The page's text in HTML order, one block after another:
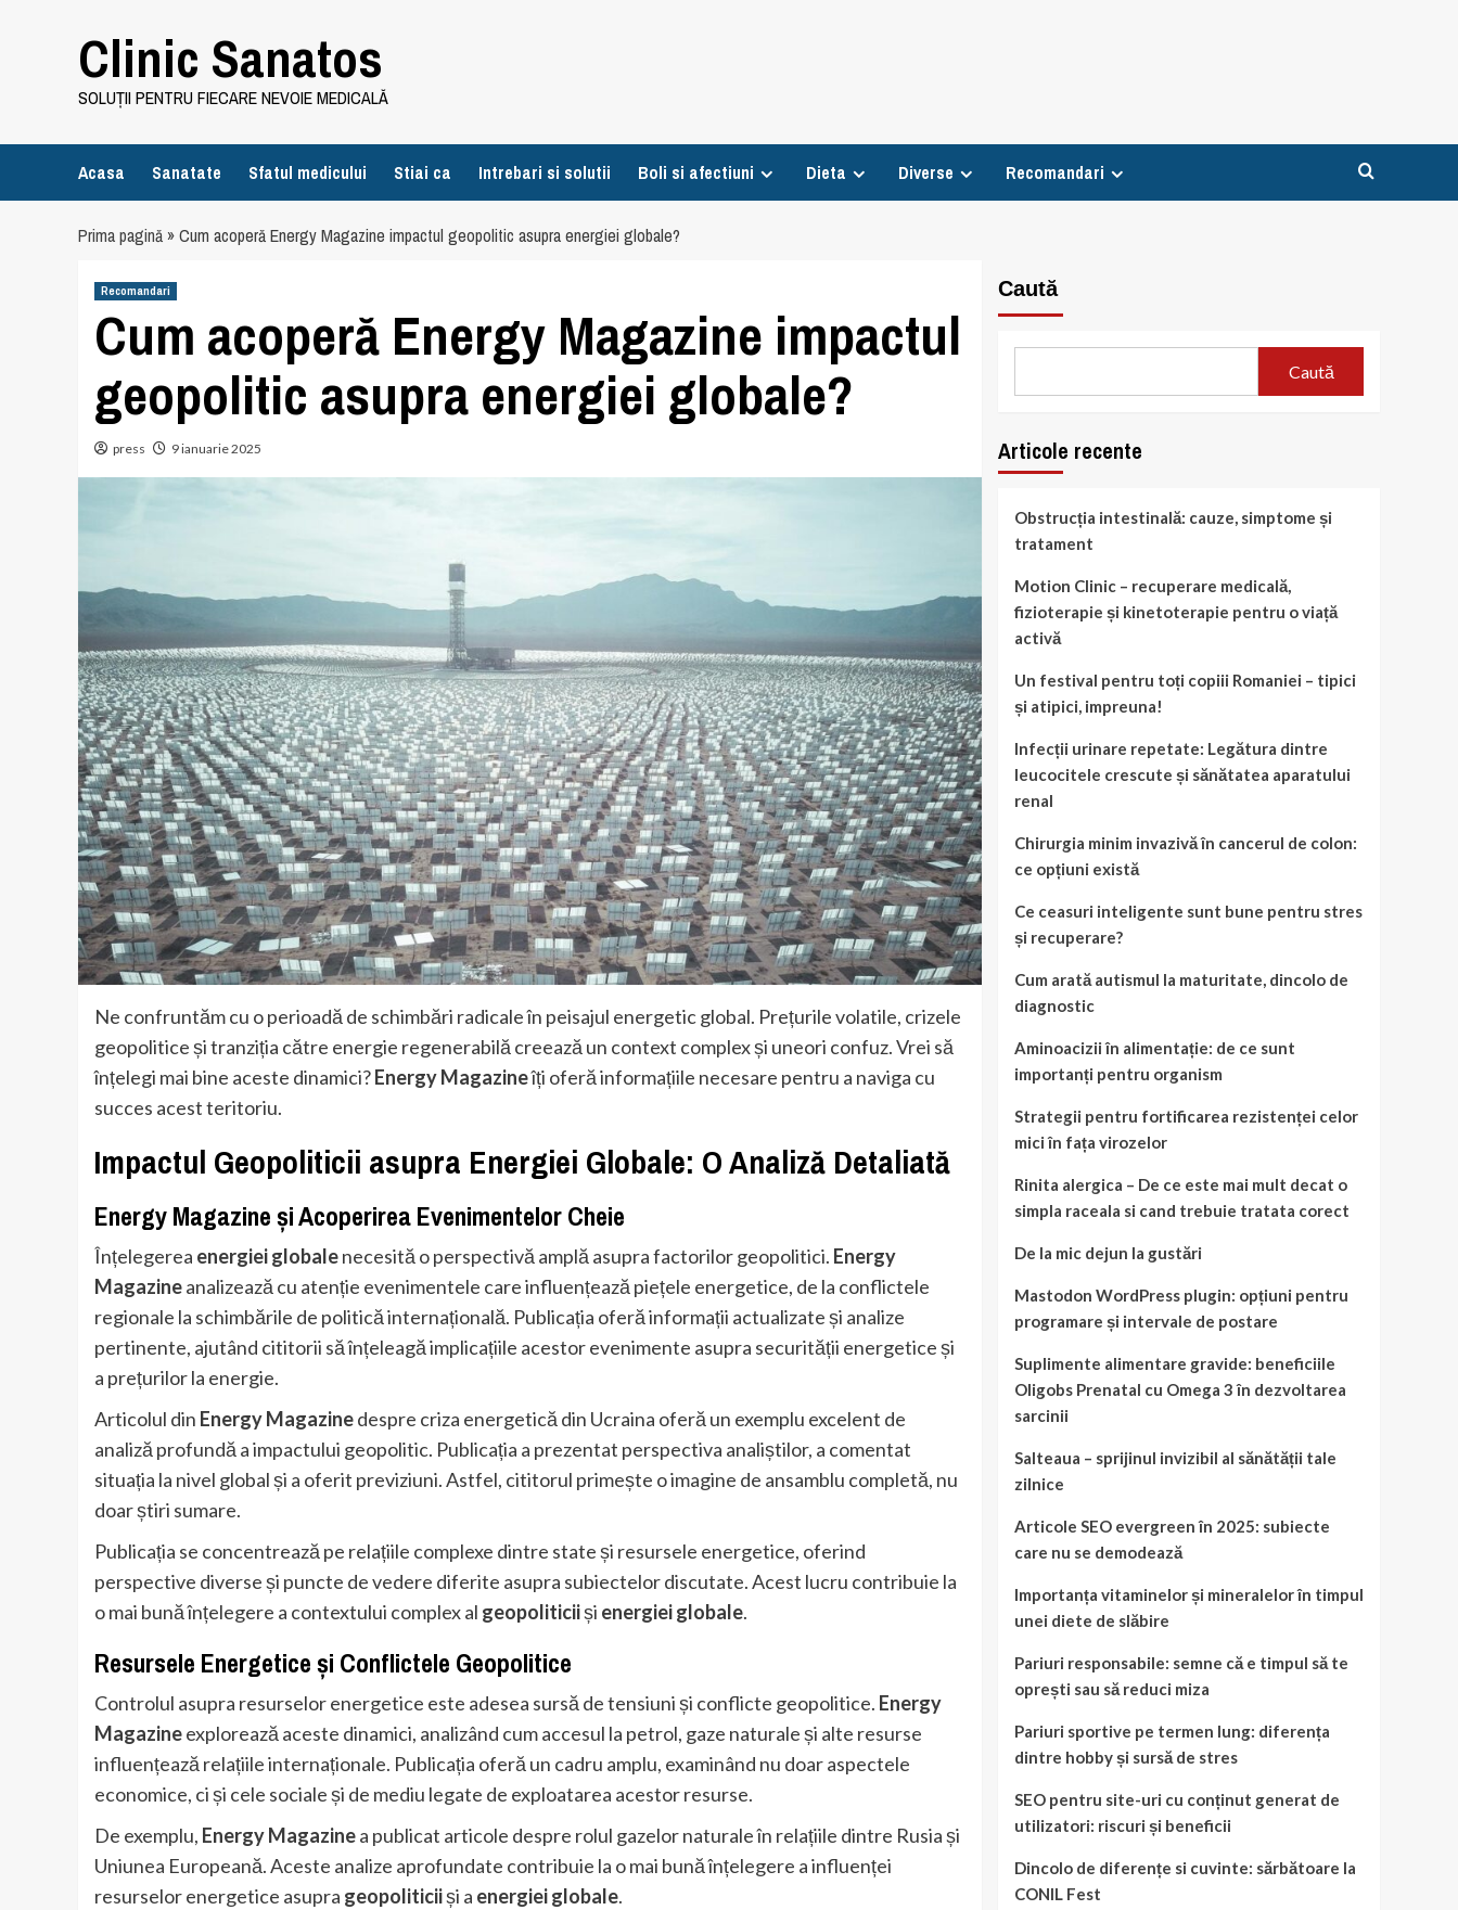
Clinic Sanatos
SOLUȚII PENTRU FIECARE NEVOIE MEDICALĂ
Acasa Sanatate Sfatul medicului Stiai ca Intrebari si solutii Boli si afectiuni Dieta Diverse Recomandari
Prima pagină»Cum acoperă Energy Magazine impactul geopolitic asupra energiei globale?
Recomandari
Cum acoperă Energy Magazine impactul
geopolitic asupra energiei globale?
press 9 ianuarie 2025
Ne confruntăm cu o perioadă de schimbări radicale în peisajul energetic global. Prețurile volatile, crizele
geopolitice și tranziția către energie regenerabilă creează un context complex și uneori confuz. Vrei să
înțelegi mai bine aceste dinamici?Energy Magazineîți oferă informațiile necesare pentru a naviga cu
succes acest teritoriu.
Impactul Geopoliticii asupra Energiei Globale: O Analiză Detaliată
Energy Magazineși Acoperirea Evenimentelor Cheie
Înțelegerea energiei globalenecesită o perspectivă amplă asupra factorilor geopolitici. Energy
Magazineanalizează cu atenție evenimentele care influențează piețele energetice, de la conflictele
regionale la schimbările de politică internațională. Publicația oferă informații actualizate și analize
pertinente, ajutând cititorii să înțeleagă implicațiile acestor evenimente asupra securității energetice și
a prețurilor la energie.
Articolul din Energy Magazinedespre criza energetică din Ucraina oferă un exemplu excelent de
analiză profundă a impactului geopolitic. Publicația a prezentat perspectiva analiștilor, a comentat
situația la nivel global și a oferit previziuni. Astfel, cititorul primește o imagine de ansamblu completă, nu
doar știri sumare.
Publicația se concentrează pe relațiile complexe dintre state și resursele energetice, oferind
perspective diverse și puncte de vedere diferite asupra subiectelor discutate. Acest lucru contribuie la
o mai bună înțelegere a contextului complex al geopoliticiiși energiei globale.
Resursele Energetice și Conflictele Geopolitice
Controlul asupra resurselor energetice este adesea sursă de tensiuni și conflicte geopolitice. Energy
Magazineexplorează aceste dinamici, analizând cum accesul la petrol, gaze naturale și alte resurse
influențează relațiile internaționale. Publicația oferă un cadru amplu, examinând nu doar aspectele
economice, ci și cele sociale și de mediu legate de exploatarea acestor resurse.
De exemplu, Energy Magazinea publicat articole despre rolul gazelor naturale în relațiile dintre Rusia și
Uniunea Europeană. Aceste analize aprofundate contribuie la o mai bună înțelegere a influenței
resurselor energetice asupra geopoliticiiși a energiei globale.
Caută
Caută
Articole recente
Obstrucția intestinală: cauze, simptome și
tratament
Motion Clinic – recuperare medicală,
fizioterapie și kinetoterapie pentru o viață
activă
Un festival pentru toți copiii Romaniei – tipici
și atipici, impreuna!
Infecții urinare repetate: Legătura dintre
leucocitele crescute și sănătatea aparatului
renal
Chirurgia minim invazivă în cancerul de colon:
ce opțiuni există
Ce ceasuri inteligente sunt bune pentru stres
și recuperare?
Cum arată autismul la maturitate, dincolo de
diagnostic
Aminoacizii în alimentație: de ce sunt
importanți pentru organism
Strategii pentru fortificarea rezistenței celor
mici în fața virozelor
Rinita alergica – De ce este mai mult decat o
simpla raceala si cand trebuie tratata corect
De la mic dejun la gustări
Mastodon WordPress plugin: opțiuni pentru
programare și intervale de postare
Suplimente alimentare gravide: beneficiile
Oligobs Prenatal cu Omega 3 în dezvoltarea
sarcinii
Salteaua – sprijinul invizibil al sănătății tale
zilnice
Articole SEO evergreen în 2025: subiecte
care nu se demodează
Importanța vitaminelor și mineralelor în timpul
unei diete de slăbire
Pariuri responsabile: semne că e timpul să te
oprești sau să reduci miza
Pariuri sportive pe termen lung: diferența
dintre hobby și sursă de stres
SEO pentru site-uri cu conținut generat de
utilizatori: riscuri și beneficii
Dincolo de diferențe si cuvinte: sărbătoare la
CONIL Fest